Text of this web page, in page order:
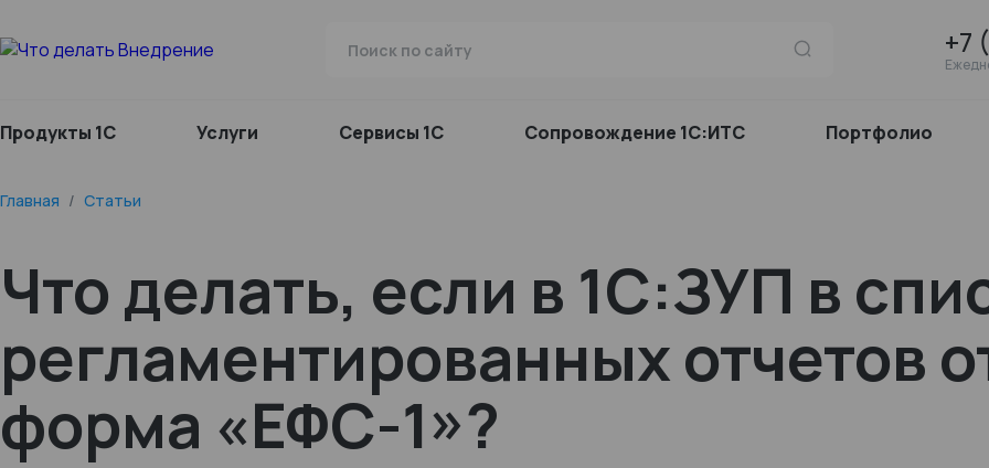
+7
Продукты 1С Услуги Сервисы 1С Сопровождение 1С:ИТС Портфолио
Главная / Статьи
Что делать, если в 1С:ЗУП в
регламентированных отчетов
форма «ЕФС-1»?